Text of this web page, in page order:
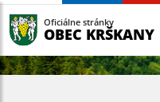
Oficiálne stránky
OBEC KRŠKANY